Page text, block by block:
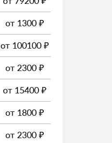
от 1300 ₽
от 100100 ₽
от 2300 ₽
от 15400 ₽
от 1800 ₽
от 2300 ₽